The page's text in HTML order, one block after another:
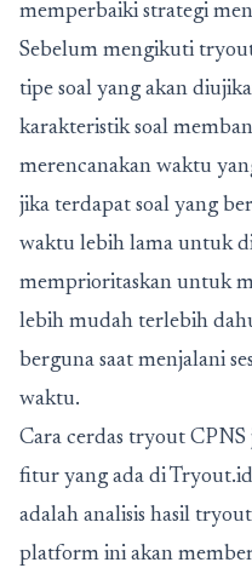
memperbaiki strategi
Sebelum mengikuti
tipe soal yang akan
karakteristik soal
merencanakan waktu
jika terdapat soal yang
waktu lebih lama untuk
memprioritaskan untuk
lebih mudah terlebih
berguna saat menjalani
waktu.
Cara cerdas tryout
fitur yang ada di
adalah analisis hasil
platform ini akan